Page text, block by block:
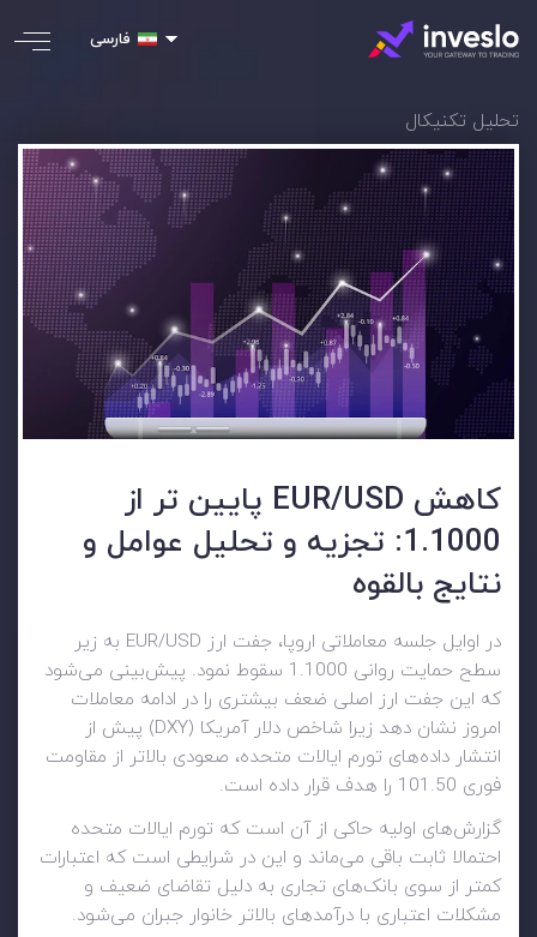
فارسی
تحلیل تکنیکال
کاهش EUR/USD پایین تر از
1.1000: تجزیه و تحلیل عوامل و
نتایج بالقوه
در اوایل جلسه معاملاتی اروپا، جفت ارز EUR/USD به زیر
سطح حمایت روانی 1.1000 سقوط نمود. پیش‌بینی می‌شود
که این جفت ارز اصلی ضعف بیشتری را در ادامه معاملات
امروز نشان دهد زیرا شاخص دلار آمریکا (DXY) پیش از
انتشار داده‌های تورم ایالات متحده، صعودی بالاتر از مقاومت
فوری 101.50 را هدف قرار داده است.
گزارش‌های اولیه حاکی از آن است که تورم ایالات متحده
احتمالا ثابت باقی می‌ماند و این در شرایطی است که اعتبارات
کمتر از سوی بانک‌های تجاری به دلیل تقاضای ضعیف و
مشکلات اعتباری با درآمدهای بالاتر خانوار جبران می‌شود.